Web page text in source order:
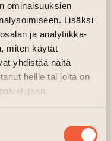
ominaisuuksien
Lisäksi
ja analytiikka-
miten käytät
yhdistää näitä
heille tai joita on